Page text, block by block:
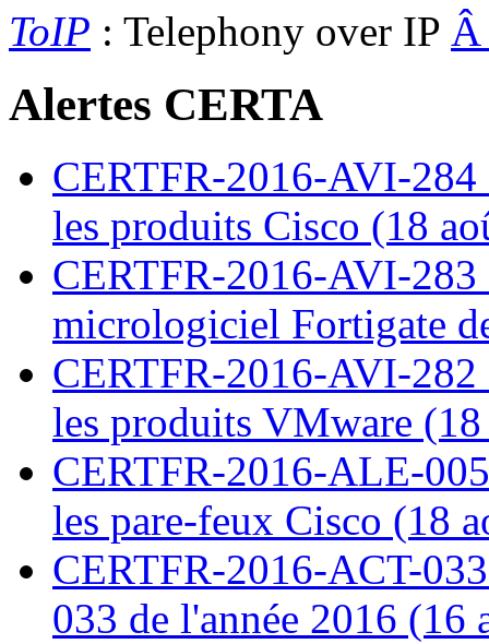
ToIP : Telephony over IP
Alertes CERTA
CERTFR-2016-AVI-
les produits Cisco (18
CERTFR-2016-AVI-
micrologiciel Fortigate
CERTFR-2016-AVI-
les produits VMware
CERTFR-2016-ALE-
les pare-feux Cisco (18
CERTFR-2016-ACT-
033 de l'année 2016 (16